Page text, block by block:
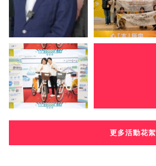
更多活動花絮